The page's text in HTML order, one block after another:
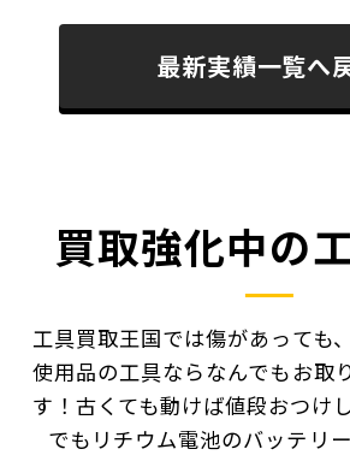
最新実績一覧へ
買取強化中の
工具買取王国では傷があっても
使用品の工具ならなんでもお取
す！ 古くても動けば値段おつけ
でもリチウム電池のバッテリ